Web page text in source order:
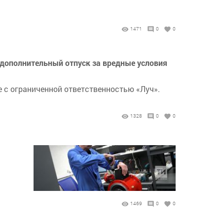
1471 0 0
отпуск за вредные условия
ограниченной ответственностью «Луч».
1328 0 0
1469 0 0